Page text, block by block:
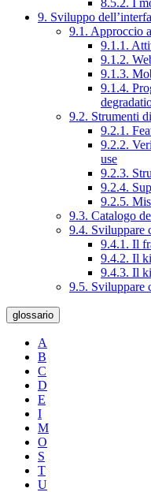
8.5.2. I
9. Sviluppo
9.1. Approccio
9.1.1.
9.1.2.
9.1.3.
9.1.4.
9.2. Strumenti
9.2.1.
9.2.2.
use
9.2.3.
9.2.4.
9.2.5.
9.3. Catalogo
9.4. Sviluppare
9.4.1. Il
9.4.2. Il
9.4.3. Il
9.5. Sviluppare
glossario
A
B
C
D
E
I
M
O
S
T
U